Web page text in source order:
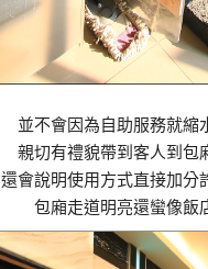
並不會因為自助服務就縮
親切有禮貌帶到客人到包
還會說明使用方式直接加分
包廂走道明亮還蠻像飯